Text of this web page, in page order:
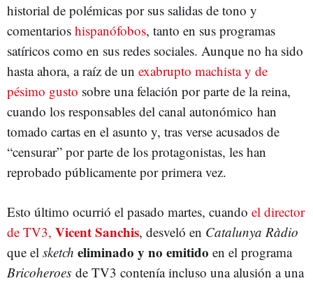
historial de polémicas por sus salidas de tono y
comentarios hispanófobos, tanto en sus programas
satíricos como en sus redes sociales. Aunque no ha sido
hasta ahora, a raíz de un exabrupto machista y de
pésimo gusto sobre una felación por parte de la reina,
cuando los responsables del canal autonómico han
tomado cartas en el asunto y, tras verse acusados de
“censurar” por parte de los protagonistas, les han
reprobado públicamente por primera vez.
Esto último ocurrió el pasado martes, cuando el director
de TV3, Vicent Sanchis, desveló en Catalunya Ràdio
que el sketch eliminado y no emitido en el programa
Bricoheroes de TV3 contenía incluso una alusión a una